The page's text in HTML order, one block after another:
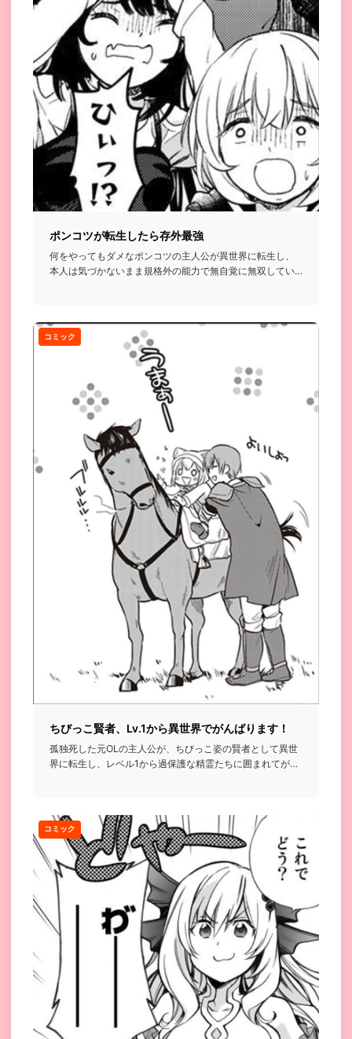
ポンコツが転生したら存外最強
何をやってもダメなポンコツの主人公が異世界に転生し、
本人は気づかないまま規格外の能力で無自覚に無双してい
コミック
ちびっこ賢者、Lv.1から異世界でがんばります！
孤独死した元OLの主人公が、ちびっこ姿の賢者として異世
界に転生し、レベル1から過保護な精霊たちに囲まれてがん
コミック